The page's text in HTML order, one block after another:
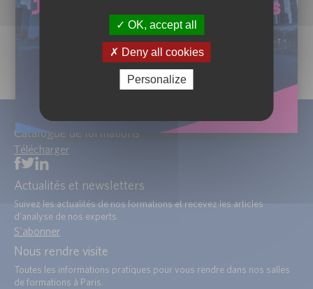
Catalogue de formations
Télécharger
Actualités et newsletters
Suivez les actualités de nos formations et recevez les articles
d’analyse de nos experts.
S'abonner
Nous rendre visite
Toutes les informations pratiques pour vous rendre dans nos salles
de formations à Paris.
OK, accept all
Deny all cookies
Personalize